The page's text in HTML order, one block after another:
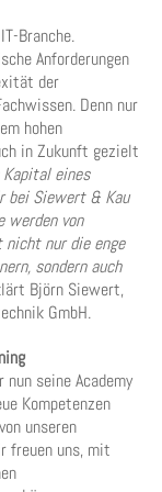
Branche.
Anforderungen
der
Denn nur
hohen
in Zukunft gezielt
eines
bei Siewert & Kau
werden von
nicht nur die enge
sondern auch
Björn Siewert,
GmbH.
seine Academy
Kompetenzen
unseren
freuen uns, mit